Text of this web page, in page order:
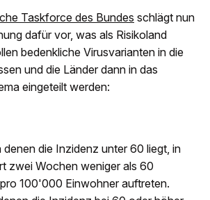
Taskforce des Bundes schlägt nun
dafür vor, was als Risikoland
bedenkliche Virusvarianten in die
und die Länder dann in das
eingeteilt werden:
denen die Inzidenz unter 60 liegt, in
zwei Wochen weniger als 60
100'000 Einwohner auftreten.